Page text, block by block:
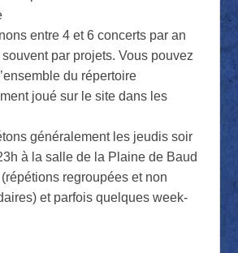
entre 4 et 6 concerts par an
par projets. Vous pouvez
du répertoire
joué sur le site dans les
généralement les jeudis soir
à la salle de la Plaine de Baud
regroupées et non
et parfois quelques week-